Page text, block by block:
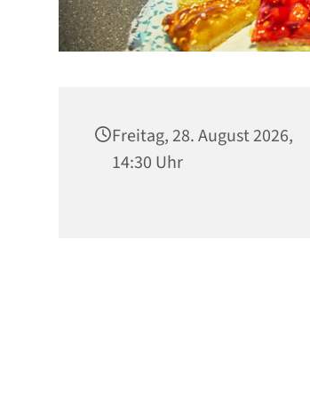
Freitag, 28. August 2026,
14:30 Uhr